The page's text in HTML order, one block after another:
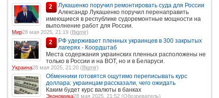
2
Лукашенко поручил ремонтировать суда для России
Александр Лукашенко поручил перенаправить
имеющиеся в республике судоремонтные мощности на
выполнение работ для России.
Мир28 мая 2025, 21:19 (Bigmir)
2
РФ удерживает пленных украинцев в 300 закрытых
лагерях - Коордштаб
Места содержания украинских пленных расположены не
только в России и на ВОТ, но и в Беларуси.
Украина28 мая 2025, 21:20 (Bigmir)
Обменники готовятся ощутимо переписывать курс
доллара: украинцам рассказали, чего ожидать
Каким будет курс валюты в банках
Экономика28 мая 2025, 21:52 (Обозреватель)